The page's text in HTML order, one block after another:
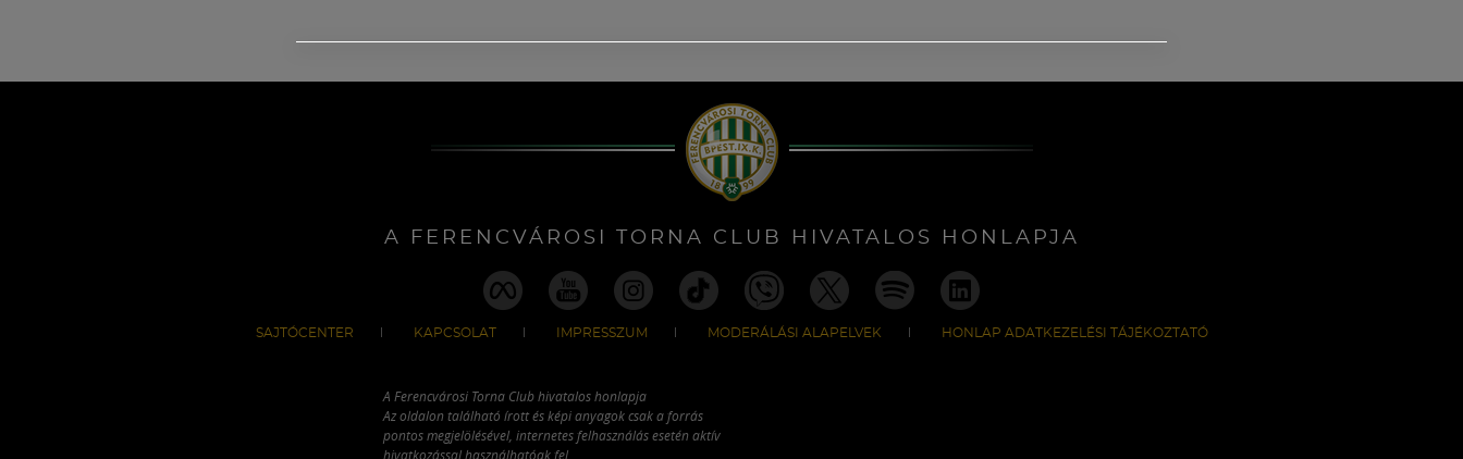
A FERENCVÁROSI TORNA CLUB HIVATALOS HONLAPJA
SAJTÓCENTER KAPCSOLAT IMPRESSZUM MODERÁLÁSI ALAPELVEK HONLAP ADATKEZELÉSI TÁJÉKOZTATÓ
A Ferencvárosi Torna Club hivatalos honlapja
Az oldalon található írott és képi anyagok csak a forrás
pontos megjelölésével, internetes felhasználás esetén aktív
hivatkozással használhatóak fel.